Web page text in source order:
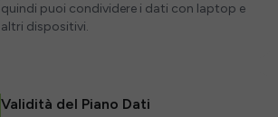
quindi puoi condividere i dati con laptop e
altri dispositivi.
Validità del Piano Dati